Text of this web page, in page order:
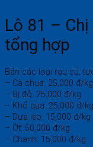
Lô 81 – Chị
tổng hợp
Bán các loại rau củ,
– Cà chua: 25,000 đ/kg
– Bí đỏ: 25,000 đ/kg
– Khổ qua: 25,000 đ/kg
– Dưa leo: 15,000 đ/kg
– Ớt: 50,000 đ/kg
– Chanh: 15,000 đ/kg